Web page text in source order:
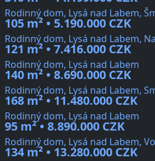
Rodinný dom, Lysá nad Labem,
105 m² • 5.190.000 CZK
Rodinný dom, Lysá nad Labem,
121 m² • 7.416.000 CZK
Rodinný dom, Lysá nad Labem
140 m² • 8.690.000 CZK
Rodinný dom, Lysá nad Labem,
168 m² • 11.480.000 CZK
Rodinný dom, Lysá nad Labem
95 m² • 8.890.000 CZK
Rodinný dom, Lysá nad Labem,
134 m² • 13.280.000 CZK